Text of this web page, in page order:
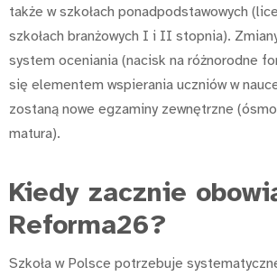
także w szkołach ponadpodstawowych
szkołach branżowych I i II stopnia).
system oceniania (nacisk na różnorodne
się elementem wspierania uczniów w
zostaną nowe egzaminy zewnętrzne
matura).
Kiedy zacznie
Reforma26?
Szkoła w Polsce potrzebuje